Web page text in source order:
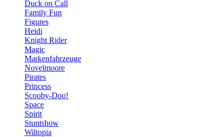
Duck on Call
Family Fun
Figures
Heidi
Knight Rider
Magic
Markenfahrzeuge
Novelmoore
Pirates
Princess
Scooby-Doo!
Space
Spirit
Stuntshow
Wiltopia